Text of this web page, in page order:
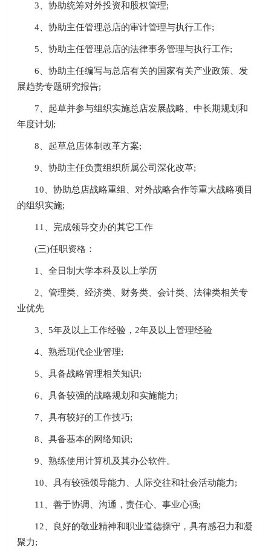
3、协助统筹对外投资和股权管理;
4、协助主任管理总店的审计管理与执行工作;
5、协助主任管理总店的法律事务管理与执行工作;
6、协助主任编写与总店有关的国家有关产业政策、发
展趋势专题研究报告;
7、起草并参与组织实施总店发展战略、中长期规划和
年度计划;
8、起草总店体制改革方案;
9、协助主任负责组织所属公司深化改革;
10、协助总店战略重组、对外战略合作等重大战略项目
的组织实施;
11、完成领导交办的其它工作
(三)任职资格：
1、全日制大学本科及以上学历
2、管理类、经济类、财务类、会计类、法律类相关专
业优先
3、5年及以上工作经验，2年及以上管理经验
4、熟悉现代企业管理;
5、具备战略管理相关知识;
6、具备较强的战略规划和实施能力;
7、具有较好的工作技巧;
8、具备基本的网络知识;
9、熟练使用计算机及其办公软件。
10、具有较强领导能力、人际交往和社会活动能力;
11、善于协调、沟通，责任心、事业心强;
12、良好的敬业精神和职业道德操守，具有感召力和凝
聚力;